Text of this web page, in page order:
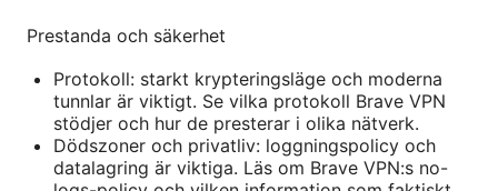
Prestanda och säkerhet
Protokoll: starkt krypteringsläge och moderna
tunnlar är viktigt. Se vilka protokoll Brave VPN
stödjer och hur de presterar i olika nätverk.
Dödszoner och privatliv: loggningspolicy och
datalagring är viktiga. Läs om Brave VPN:s no-